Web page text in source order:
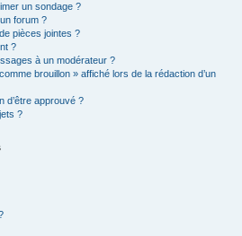
un sondage ?
forum ?
pièces jointes ?
?
à un modérateur ?
brouillon » affiché lors de la rédaction d’un
d’être approuvé ?
?